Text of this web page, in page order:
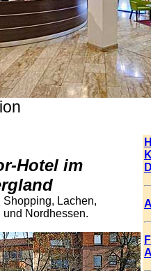
Hotel im
Lachen,
Nordhessen.